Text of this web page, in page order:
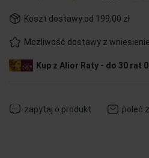
Koszt dostawy:od 199,00 zł
Możliwość dostawy z
Kup z Alior Raty - do 30 rat
zapytaj o produkt poleć